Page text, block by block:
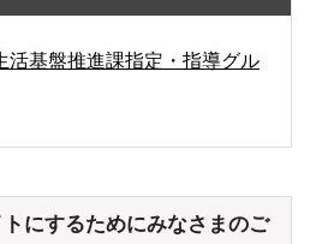
活基盤推進課指定・指導グル
にするためにみなさまのご